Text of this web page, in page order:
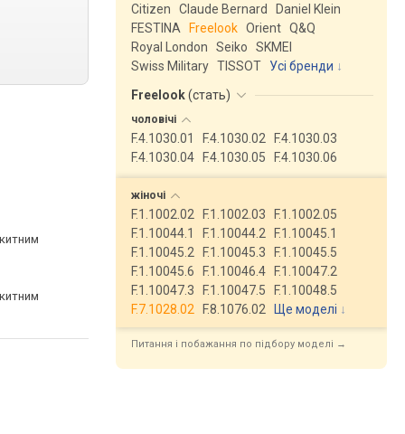
Citizen
Claude Bernard
Daniel Klein
FESTINA
Freelook Orient Q&Q
Royal London
Seiko
SKMEI
Swiss Military TISSOT
Усі бренди
Freelook(стать)
чоловічі
F.4.1030.01 F.4.1030.02
F.4.1030.03
F.4.1030.04
F.4.1030.05 F.4.1030.06
жіночі
F.1.1002.02 F.1.1002.03
F.1.1002.05
F.1.10044.1
F.1.10044.2
F.1.10045.1
F.1.10045.2
F.1.10045.3
F.1.10045.5
F.1.10045.6
F.1.10046.4
F.1.10047.2
F.1.10047.3
F.1.10047.5
F.1.10048.5
F.7.1028.02
F.8.1076.02 Ще моделі ↓
Питання і побажання по підбору моделі →